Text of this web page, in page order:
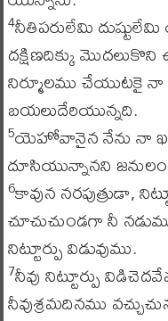
4నీతిపరులేమి
దక్షిణదిక్కు మొదలుకొని
నిర్మూలము చేయుటకై
బయలుదేరియున్నది.
5యెహోవానైన నేను నా
దూసియున్నానని
6కావున నరపుత్రుడా,
చూచుచుండగా నీ
నిట్టూర్పు విడువుము.
7నీవు నిట్టూర్పు
నీవుశ్రమదినము